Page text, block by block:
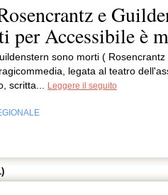
e
per Accessibile è
sono morti (
legata al teatro
scritta...
Leggere il seguito